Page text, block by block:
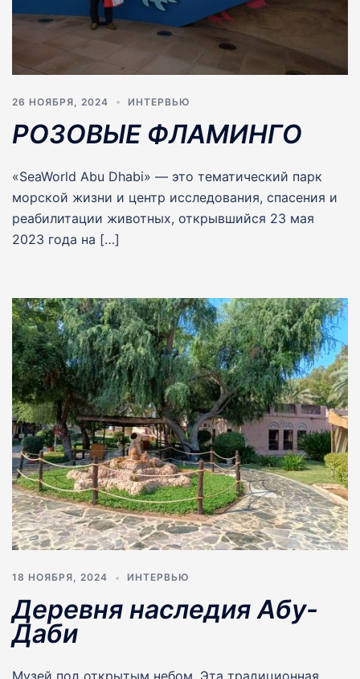
26 НОЯБРЯ, 2024 ИНТЕРВЬЮ
РОЗОВЫЕ ФЛАМИНГО
«SeaWorld Abu Dhabi» — это тематический парк
морской жизни и центр исследования, спасения и
реабилитации животных, открывшийся 23 мая
2023 года на […]
18 НОЯБРЯ, 2024 ИНТЕРВЬЮ
Деревня наследия Абу-
Даби
Музей под открытым небом. Эта традиционная